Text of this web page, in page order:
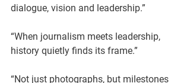
dialogue, vision and leadership.”
“When journalism meets leadership,
history quietly finds its frame.”
“Not just photographs, but milestones